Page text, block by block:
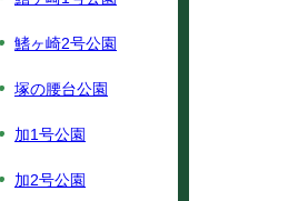
鰭ヶ崎2号公園
塚の腰台公園
加1号公園
加2号公園